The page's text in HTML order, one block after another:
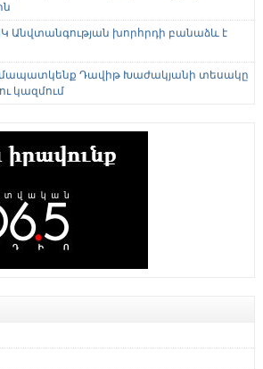
Անվտանգության խորհրդի բանաձև է
Դավիթ Խաժակյանի տեսակը
կազմում